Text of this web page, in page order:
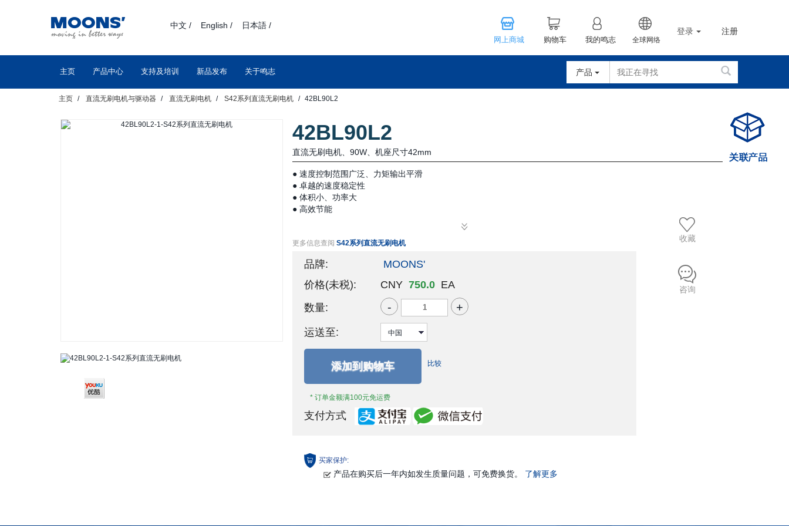
中文 / English / 日本語 /
网上商城 购物车 我的鸣志 全球网络
登录 注册
主页 产品中心 支持及培训 新品发布 关于鸣志 产品
主页 直流无刷电机与驱动器 直流无刷电机 S42系列直流无刷电机 42BL90L2
42BL90L2
直流无刷电机、90W、机座尺寸42mm
● 速度控制范围广泛、力矩输出平滑
● 卓越的速度稳定性
● 体积小、功率大
● 高效节能
● 低定位力矩
更多信息查阅 S42系列直流无刷电机
品牌:
MOONS'
价格(未税):
CNY750.0 EA
数量:
- +
运送至:
添加到购物车
* 订单金额满100元免运费
比较
支付方式
收藏
咨询
买家保护:
产品在购买后一年内如发生质量问题，可免费换货。 了解更多